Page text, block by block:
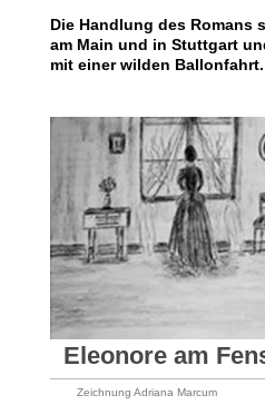
Die Handlung des Romans
am Main und in Stuttgart
mit einer wilden Ballonfahrt.
Eleonore am
Zeichnung Adriana Marcum